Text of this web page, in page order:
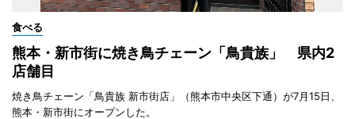
食べる
熊本・新市街に焼き鳥チェーン「鳥貴族」 県内2
店舗目
焼き鳥チェーン「鳥貴族 新市街店」（熊本市中央区下通）が7月15日、
熊本・新市街にオープンした。